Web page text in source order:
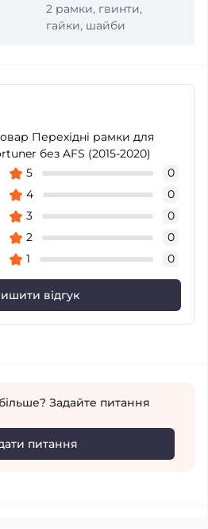
2 рамки, гвинти,
гайки, шайби
Перехідні рамки для
без AFS (2015-2020)
5
0
4
0
3
0
2
0
1
0
відгук
Задайте питання
питання